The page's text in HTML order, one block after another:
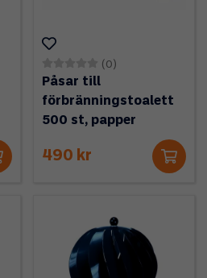
(0)
Påsar till
förbränningstoalett
500 st, papper
490 kr